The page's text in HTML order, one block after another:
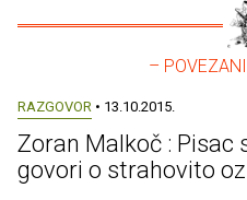
–
RAZGOVOR • 13.10.2015.
Zoran Malkoč : Pisac
govori o strahovito